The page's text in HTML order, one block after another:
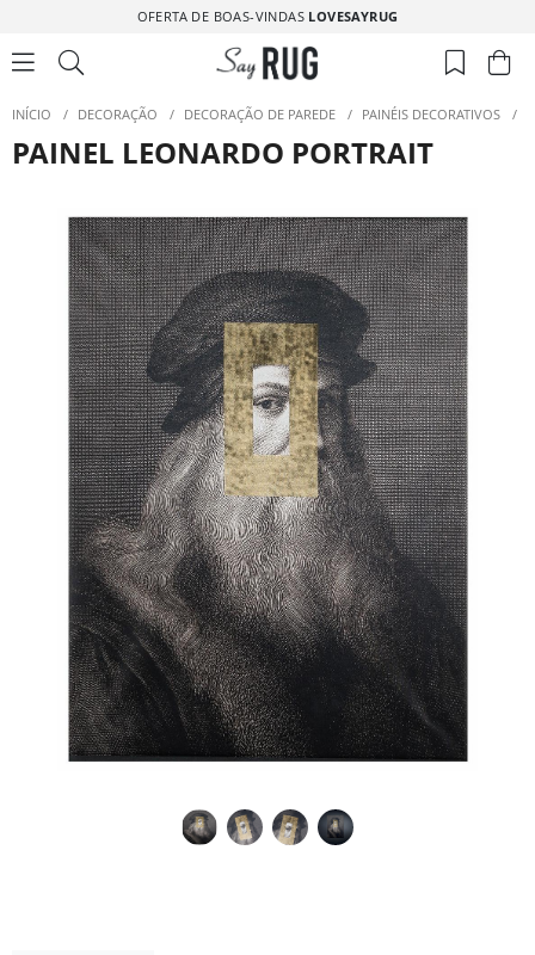
OFERTA DE BOAS-VINDAS LOVESAYRUG
INÍCIO / DECORAÇÃO / DECORAÇÃO DE PAREDE / PAINÉIS DECORATIVOS /
PAINEL LEONARDO PORTRAIT